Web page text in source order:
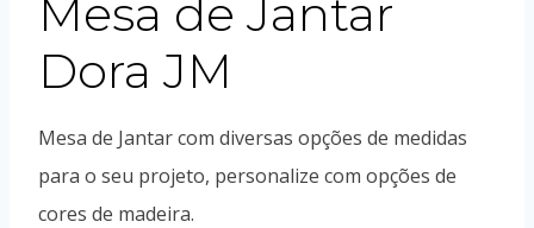
Mesa de Jantar
Dora JM
Mesa de Jantar com diversas opções de medidas
para o seu projeto, personalize com opções de
cores de madeira.